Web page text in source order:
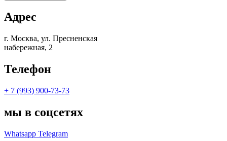
Адрес
г. Москва, ул. Пресненская
набережная, 2
Телефон
+ 7 (993) 900-73-73
мы в соцсетях
Whatsapp Telegram